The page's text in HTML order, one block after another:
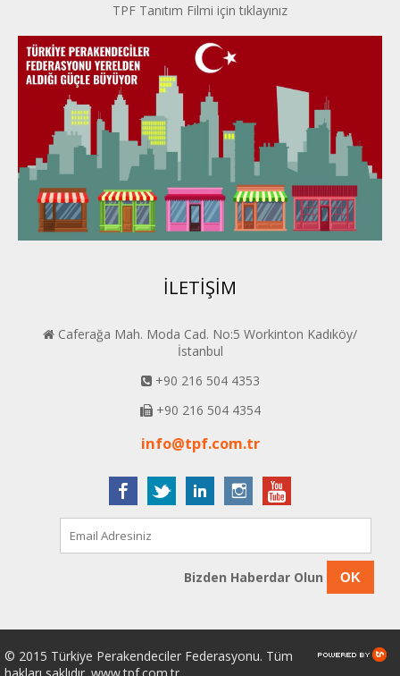
İpek Yolu PERDER
Kayseri PERDER
Karadeniz Perder
Konya PERDER
Van PERDER
BEYPER
TPF Tanıtım Filmi için tıklayınız
İLETİŞİM
Caferağa Mah. Moda Cad. No:5 Workinton Kadıköy/
İstanbul
+90 216 504 4353
+90 216 504 4354
info@tpf.com.tr
Bizden Haberdar Olun OK
© 2015 Türkiye Perakendeciler Federasyonu. Tüm